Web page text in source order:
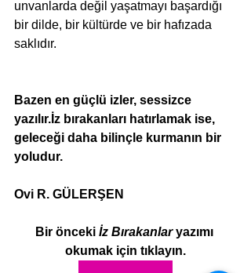
unvanlarda değil yaşatmayı başardığı
bir dilde, bir kültürde ve bir hafızada
saklıdır.
Bazen en güçlü izler, sessizce
yazılır.İz bırakanları hatırlamak ise,
geleceği daha bilinçle kurmanın bir
yoludur.
Ovi R. GÜLERŞEN
Bir önceki İz Bırakanlar yazımı
okumak için tıklayın.